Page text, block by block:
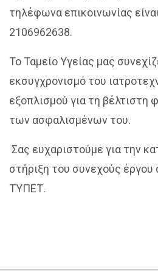
τηλέφωνα επικοινωνίας
2106962638.
Το Ταμείο Υγείας μας
εκσυγχρονισμό του
εξοπλισμού για τη βέλτιστη
των ασφαλισμένων του.
Σας ευχαριστούμε για την
στήριξη του συνεχούς έργου
ΤΥΠΕΤ.